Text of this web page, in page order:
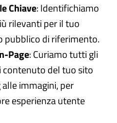
Chiave: Identifichiamo
rilevanti per il tuo
pubblico di riferimento.
Page: Curiamo tutti gli
contenuto del tuo sito
immagini, per
esperienza utente